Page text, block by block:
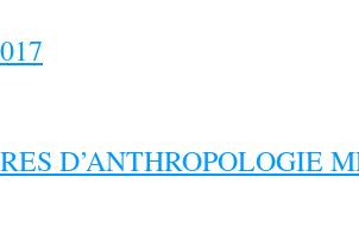
D’ANTHROPOLOGIE